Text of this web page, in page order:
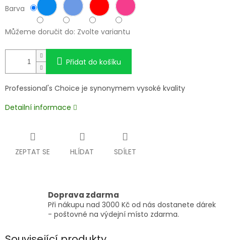
Barva
Můžeme doručit do: Zvolte variantu
Přidat do košíku
Professional's Choice je synonymem vysoké kvality
Detailní informace
ZEPTAT SE HLÍDAT SDÍLET
Doprava zdarma
Při nákupu nad 3000 Kč od nás dostanete dárek
- poštovné na výdejní místo zdarma.